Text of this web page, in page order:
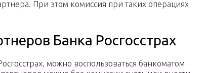
При этом комиссия при таких операциях
Банка Росгосстрах
можно воспользоваться банкоматом